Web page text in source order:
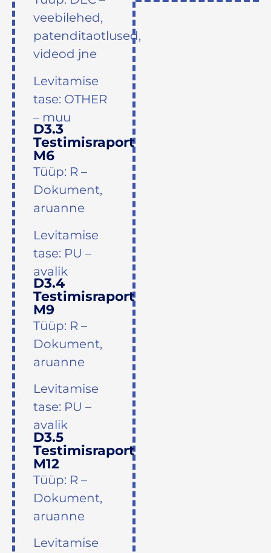
veebilehed,
patenditaotlused,
videod jne
Levitamise
tase: OTHER
– muu
D3.3
Testimisraport
M6
Tüüp: R –
Dokument,
aruanne
Levitamise
tase: PU –
avalik
D3.4
Testimisraport
M9
Tüüp: R –
Dokument,
aruanne
Levitamise
tase: PU –
avalik
D3.5
Testimisraport
M12
Tüüp: R –
Dokument,
aruanne
Levitamise